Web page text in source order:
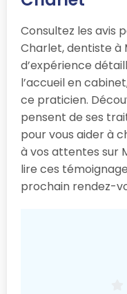
Consultez les avis
Charlet, dentiste à
d’expérience
l’accueil en
ce praticien.
pensent de ses
pour vous aider à
à vos attentes sur
lire ces
prochain rendez-